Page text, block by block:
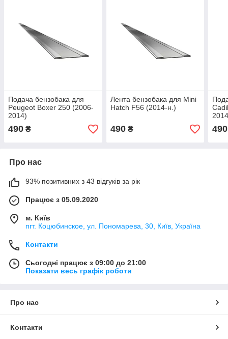
Подача бензобака для
Peugeot Boxer 250 (2006-
2014)
490 ₴
Лента бензобака для Mini
Hatch F56 (2014-н.)
490₴ 490
Про нас
93% позитивних з 43 відгуків за рік
Працює з 05.09.2020
м. Київ
пгт. Коцюбинское, ул. Пономарева, 30, Київ, Україна
Контакти
Сьогодні працює з 09:00 до 21:00
Показати весь графік роботи
Про нас
Контакти